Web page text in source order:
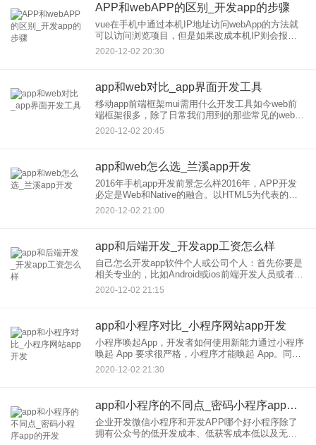
APP和webAPP的区别_开发app的步骤
vue在手机中通过本机IP地址访问webApp的方法就
可以访问浏览项目，但是如果改成本机IP则会报错
通过localhost:8080访问效果通过本机IP显示效果如
果想通过手机输入本机IP访问需要在pa
2020-12-02 20:30
app和web对比_app界面开发工具
移动app前端框架mui需用什么开发工具如今web前
端框架很多，除了日常我们用到的那些常见的web前
端框架以外，还有一些比较小众化或者说刚刚兴起
来的web前端框架。目前主流的web前端框架有：
2020-12-02 20:45
app和web怎么选_兰溪app开发
2016年手机app开发前景怎么样2016年，APP开发
必定是Web和Native的融合。以HTML5为代表的
Web技术在Native App中有越来越多的应用场景。一
方面是Native App开发团
2020-12-02 21:00
app和后端开发_开发app工资怎么样
自己怎么开发app软件个人或公司个人：首先你要是
相关专业的，比如Android或ios前端开发人员或者是
Java后端开发人员。而且前端要懂些后端，后端要
懂些前端才行，酷捷云企认为还是有一定难度的，
2020-12-02 21:15
app和小程序对比_小程序网站app开发
小程序唤起App，开发者如何使用新能力通过小程序
唤起 App 要求很严格，小程序才能唤起 App。同
时，如果没有安装 App，唤起有可能会失败。现
在，开发者可以通过修改配置文件的方式，将标题
2020-12-02 21:30
app和小程序的不同点_密码小程序app的开发
企业开发微信小程序和开发APP哪个好小程序除了
拥有公众号的低开发成本、低获客成本低以及无需